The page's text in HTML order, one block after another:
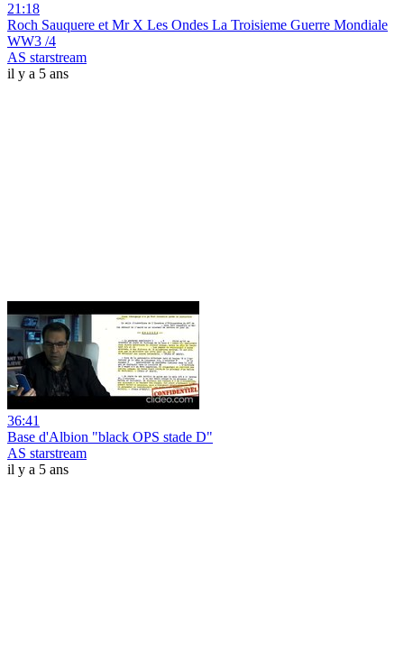
21:18
Roch Sauquere et Mr X Les Ondes La Troisieme Guerre Mondiale
WW3 /4
AS starstream
il y a 5 ans
36:41
Base d'Albion "black OPS stade D"
AS starstream
il y a 5 ans